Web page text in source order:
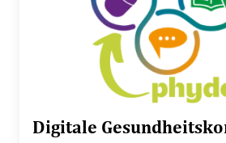
Digitale